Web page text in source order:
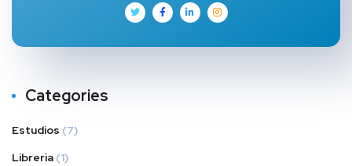
Categories
Estudios (7)
Libreria (1)